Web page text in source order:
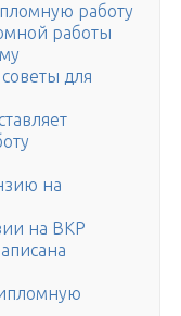
работу
работы
для
на
на ВКР